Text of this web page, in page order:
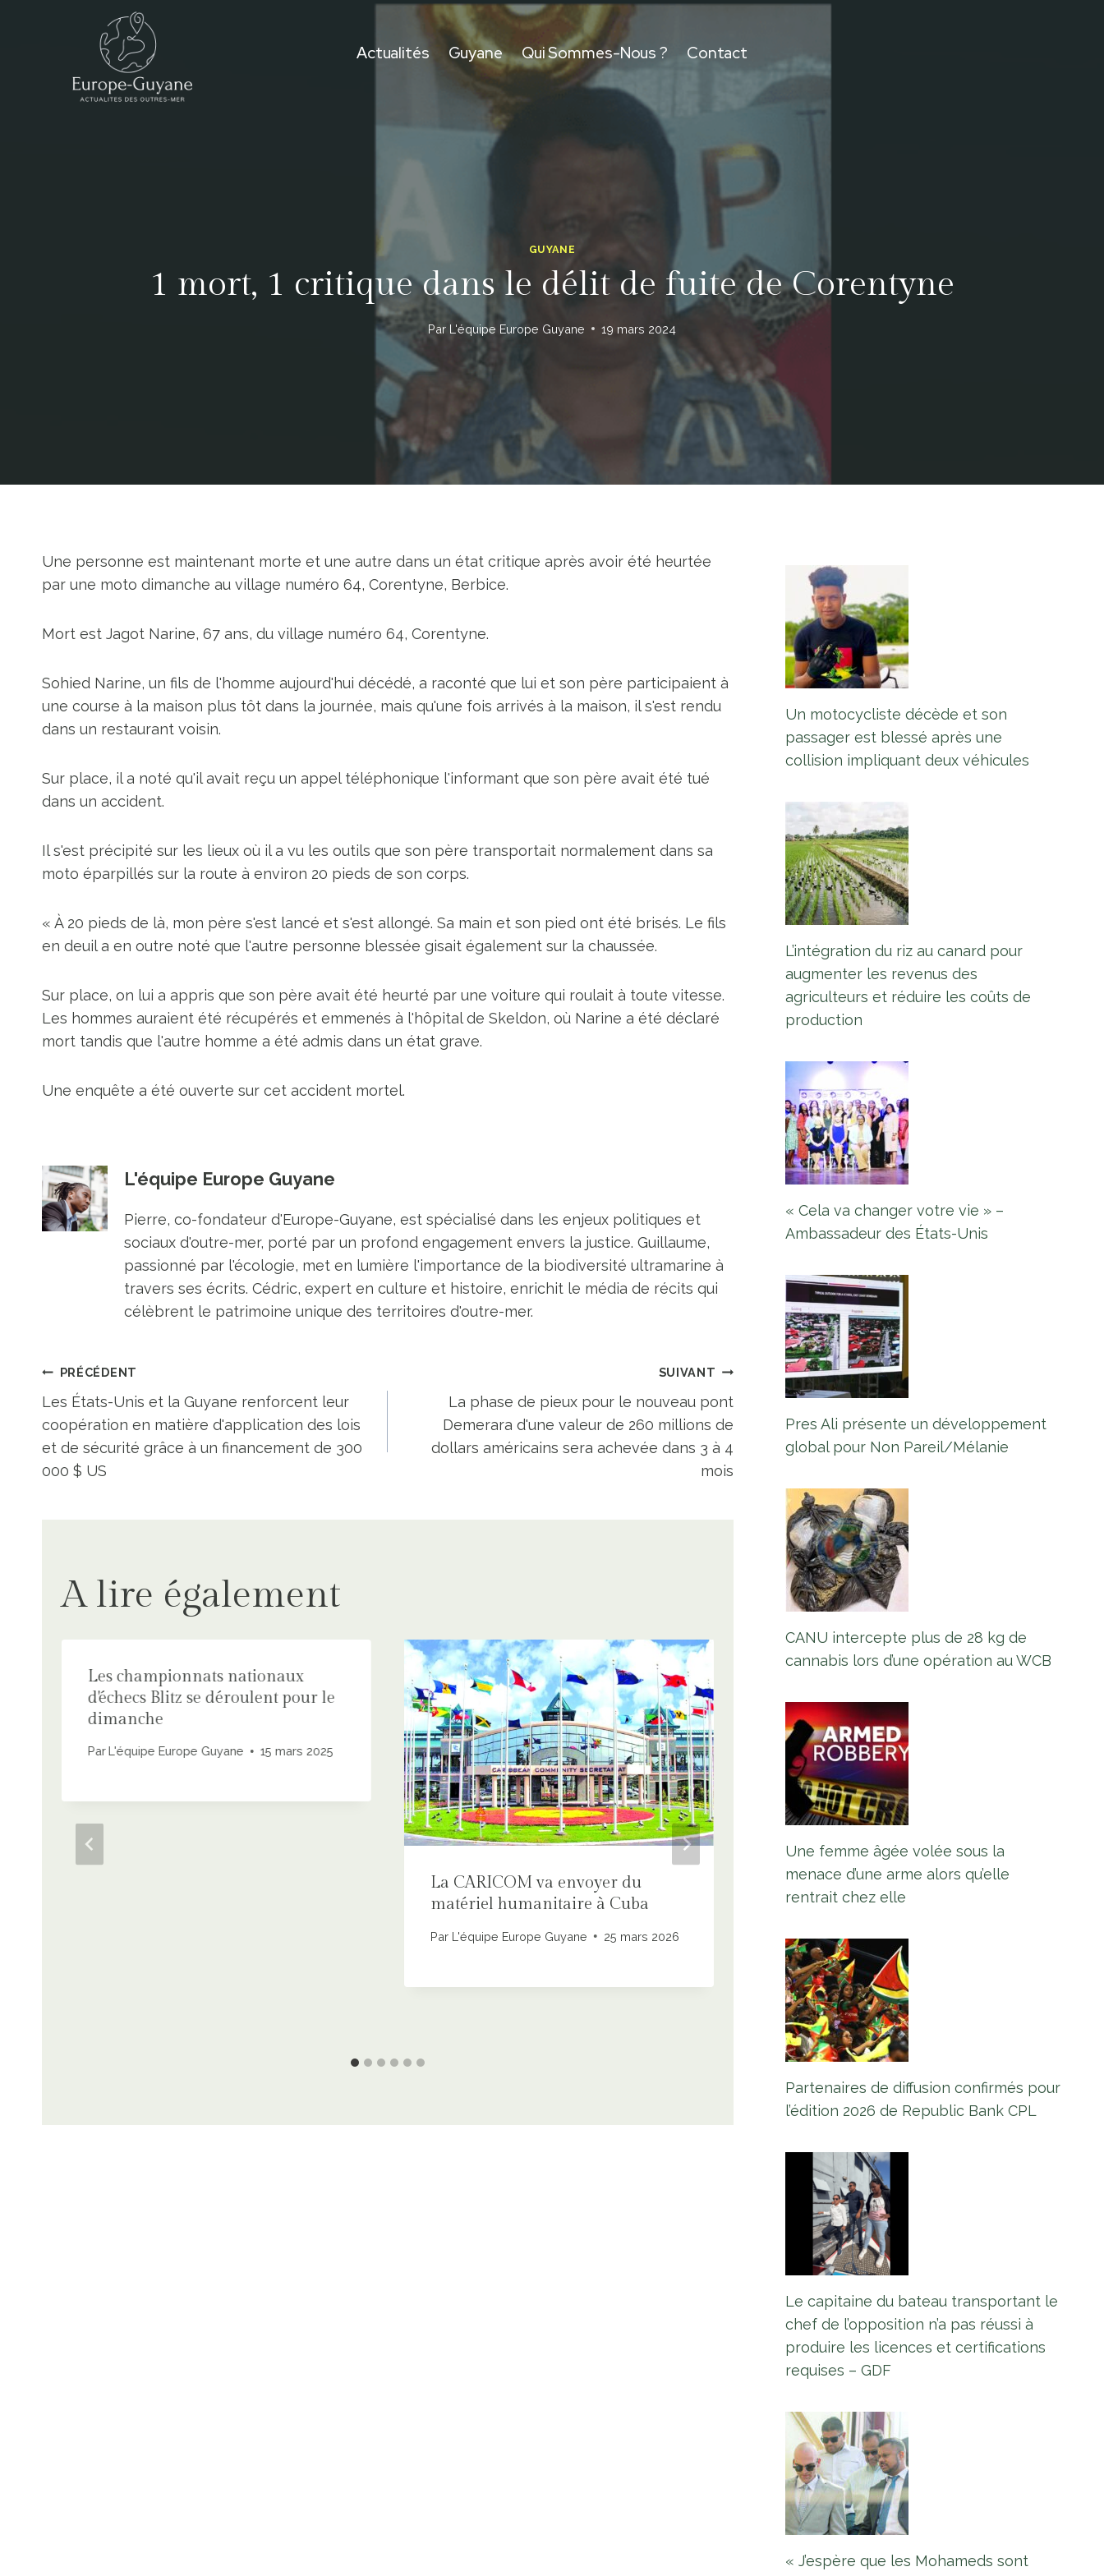
Actualités Guyane Qui Sommes-Nous ? Contact
GUYANE
1 mort, 1 critique dans le délit de fuite de Corentyne
Par L'équipe Europe Guyane 19 mars 2024
Une personne est maintenant morte et une autre dans un état critique après avoir été heurtée
par une moto dimanche au village numéro 64, Corentyne, Berbice.
Mort est Jagot Narine, 67 ans, du village numéro 64, Corentyne.
Sohied Narine, un fils de l'homme aujourd'hui décédé, a raconté que lui et son père participaient à
une course à la maison plus tôt dans la journée, mais qu'une fois arrivés à la maison, il s'est rendu
dans un restaurant voisin.
Sur place, il a noté qu'il avait reçu un appel téléphonique l'informant que son père avait été tué
dans un accident.
Il s'est précipité sur les lieux où il a vu les outils que son père transportait normalement dans sa
moto éparpillés sur la route à environ 20 pieds de son corps.
« À 20 pieds de là, mon père s'est lancé et s'est allongé. Sa main et son pied ont été brisés. Le fils
en deuil a en outre noté que l'autre personne blessée gisait également sur la chaussée.
Sur place, on lui a appris que son père avait été heurté par une voiture qui roulait à toute vitesse.
Les hommes auraient été récupérés et emmenés à l'hôpital de Skeldon, où Narine a été déclaré
mort tandis que l'autre homme a été admis dans un état grave.
Une enquête a été ouverte sur cet accident mortel.
L'équipe Europe Guyane
Pierre, co-fondateur d'Europe-Guyane, est spécialisé dans les enjeux politiques et
sociaux d'outre-mer, porté par un profond engagement envers la justice. Guillaume,
passionné par l'écologie, met en lumière l'importance de la biodiversité ultramarine à
travers ses écrits. Cédric, expert en culture et histoire, enrichit le média de récits qui
célèbrent le patrimoine unique des territoires d'outre-mer.
Navigation
de
l’article
PRÉCÉDENT
Les États-Unis et la Guyane renforcent leur
coopération en matière d'application des lois
et de sécurité grâce à un financement de 300
000 $ US
SUIVANT
La phase de pieux pour le nouveau pont
Demerara d'une valeur de 260 millions de
dollars américains sera achevée dans 3 à 4
mois
A lire également
Les championnats nationaux
d'échecs Blitz se déroulent pour le
dimanche
ParL'équipe Europe Guyane 15 mars 2025
La CARICOM va envoyer du
matériel humanitaire à Cuba
Par L'équipe Europe Guyane 25 mars 2026
«Chaque fonctionnaire devra
tenir compte de ses actifs
réprimer la corruption
ParL'équipe Europe Guyane
8 septembre 2025
Un motocycliste décède et son
passager est blessé après une
collision impliquant deux véhicules
L’intégration du riz au canard pour
augmenter les revenus des
agriculteurs et réduire les coûts de
production
« Cela va changer votre vie » –
Ambassadeur des États-Unis
Pres Ali présente un développement
global pour Non Pareil/Mélanie
CANU intercepte plus de 28 kg de
cannabis lors d’une opération au WCB
Une femme âgée volée sous la
menace d’une arme alors qu’elle
rentrait chez elle
Partenaires de diffusion confirmés pour
l’édition 2026 de Republic Bank CPL
Le capitaine du bateau transportant le
chef de l’opposition n’a pas réussi à
produire les licences et certifications
requises – GDF
« J’espère que les Mohameds sont